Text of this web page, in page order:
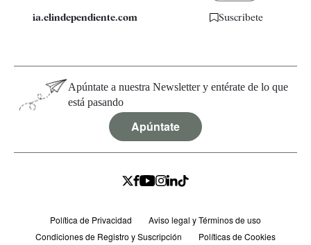
ia.elindependiente.com Suscríbete
Apúntate a nuestra Newsletter y entérate de lo que
está pasando
Apúntate
Política de Privacidad
Aviso legal y Términos de uso
Condiciones de Registro y Suscripción
Políticas de Cookies